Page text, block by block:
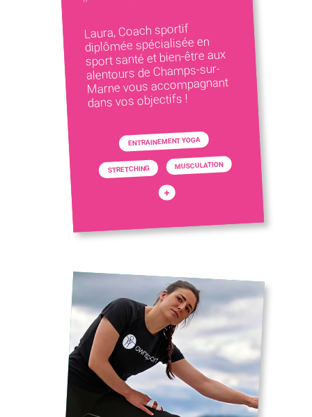
Laura, Coach sportif
diplômée spécialisée en
sport santé et bien-être aux
alentours de Champs-sur-
Marne vous accompagnant
dans vos objectifs !
ENTRAINEMENT YOGA
STRETCHING MUSCULATION
+